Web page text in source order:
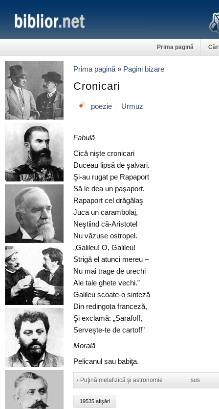
Prima pagină
Prima pagină » Pagini bizare
Cronicari
poezie Urmuz
Fabulă
Cică nişte cronicari
Duceau lipsă de şalvari.
Şi-au rugat pe Rapaport
Să le dea un paşaport.
Rapaport cel drăgălaş
Juca un carambolaj,
Neştiind că-Aristotel
Nu văzuse ostropel.
„Galileu! O, Galileu!
Strigă el atunci mereu –
Nu mai trage de urechi
Ale tale ghete vechi.”
Galileu scoate-o sinteză
Din redingota franceză,
Şi exclamă: „Sarafoff,
Serveşte-te de cartof!”
Morală
Pelicanul sau babiţa.
‹ Puţină metafizică şi astronomie sus
19535 afişări